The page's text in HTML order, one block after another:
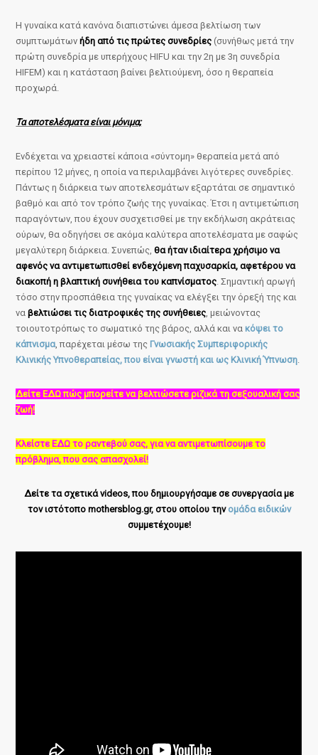
Η γυναίκα κατά κανόνα διαπιστώνει άμεσα βελτίωση των
συμπτωμάτωνήδη από τις πρώτες συνεδρίες (συνήθως μετά την
πρώτη συνεδρία με υπερήχους HIFU και την 2η με 3η συνεδρία
HIFEM) και η κατάσταση βαίνει βελτιούμενη, όσο η θεραπεία
προχωρά.
Τα αποτελέσματα είναι μόνιμα;
Ενδέχεται να χρειαστεί κάποια «σύντομη» θεραπεία μετά από
περίπου 12 μήνες, η οποία να περιλαμβάνει λιγότερες συνεδρίες.
Πάντως η διάρκεια των αποτελεσμάτων εξαρτάται σε σημαντικό
βαθμό και από τον τρόπο ζωής της γυναίκας. Έτσι η αντιμετώπιση
παραγόντων, που έχουν συσχετισθεί με την εκδήλωση ακράτειας
ούρων, θα οδηγήσει σε ακόμα καλύτερα αποτελέσματα με σαφώς
μεγαλύτερη διάρκεια. Συνεπώς,θα ήταν ιδιαίτερα χρήσιμο να
αφενός να αντιμετωπισθεί ενδεχόμενη παχυσαρκία, αφετέρου να
διακοπή η βλαπτική συνήθεια του καπνίσματος . Σημαντική αρωγή
τόσο στην προσπάθεια της γυναίκας να ελέγξει την όρεξή της και
ναβελτιώσει τις διατροφικές της συνήθειες , μειώνοντας
τοιουτοτρόπως το σωματικό της βάρος, αλλά και νακόψει το
κάπνισμα , παρέχεται μέσω τηςΓνωσιακής Συμπεριφορικής
Κλινικής Υπνοθεραπείας, που είναι γνωστή και ως Κλινική Ύπνωση
Δείτε ΕΔΩ πώς μπορείτε να βελτιώσετε ριζικά τη σεξουαλική σας
ζωή!
Κλείστε ΕΔΩ το ραντεβού σας, για να αντιμετωπίσουμε το
πρόβλημα, που σας απασχολεί!
Δείτε τα σχετικά videos, που δημιουργήσαμε σε συνεργασία με
τον ιστότοπο mothersblog.gr, στου οποίου την ομάδα ειδικών
συμμετέχουμε!